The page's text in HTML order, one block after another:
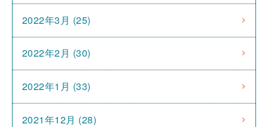
2022年3月 (25)
2022年2月 (30)
2022年1月 (33)
2021年12月 (28)